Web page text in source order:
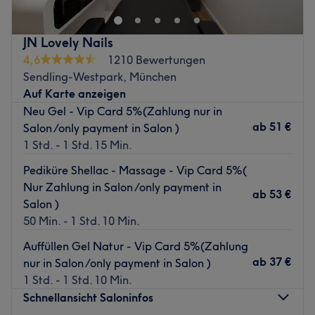
kostenpflichtige Parkplätze von Parkhaus Pressehaus .
Zurück zur Salonansicht
Nagelmodellage oder Shellac — lehn dich zurück und
lass dich überzeugen! Gönn deinen Nägeln ein
personalisiertes Treatment in dieser kleinen Wohfühl-
Oase!
Nächste öffentliche Verkehrsmittel:
Die Haltestelle Schloßstraße befindet sich nur eine
Gehminute vom Studio entfernt.
Das Team:
Das Team hat sich durch langjährige Erfahrung auf Gel-
Modellagen und Nagel Designs spezialisiert.
Was uns an dem Salon gefällt
Atmosphäre: Modern, sauber, entspannend
Produkte und Produktmarken: Tierversuchsfreie Produkte
Extras: Kostenlose Parkplätze, kostenlose Getränke,
kostenloses W-LAN, klimatisiert, barrierefrei
JN Lovely Nails
4,6
1210 Bewertungen
Sendling-Westpark, München
Auf Karte anzeigen
Neu Gel - Vip Card 5%(Zahlung nur in
Salon /only payment in Salon )
1 Std. - 1 Std. 15 Min.
ab 51 €
Pediküre Shellac - Massage - Vip Card 5%(
Nur Zahlung in Salon /only payment in
Salon )
50 Min. - 1 Std. 10 Min.
ab 53 €
Auffüllen Gel Natur - Vip Card 5%(Zahlung
nur in Salon /only payment in Salon )
1 Std. - 1 Std. 10 Min.
ab 37 €
Schnellansicht Saloninfos